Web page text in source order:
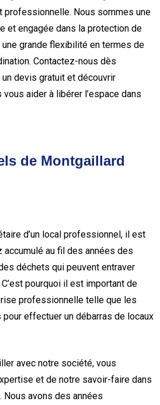
professionnelle. Nous sommes une
et engagée dans la protection de
une grande flexibilité en termes de
Contactez-nous dès
devis gratuit et découvrir
aider à libérer l’espace dans
de Montgaillard
d’un local professionnel, il est
au fil des années des
déchets qui peuvent entraver
pourquoi il est important de
professionnelle telle que les
effectuer un débarras de locaux
avec notre société, vous
et de notre savoir-faire dans
Nous avons des années